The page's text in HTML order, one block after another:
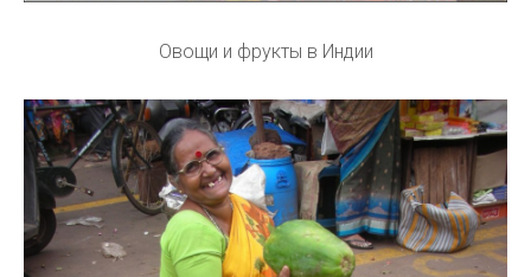
Овощи и фрукты в Индии